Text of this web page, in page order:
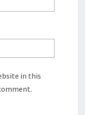
in this